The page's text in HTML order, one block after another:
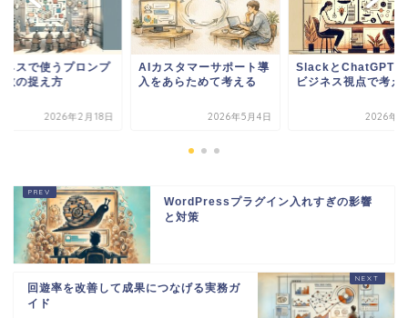
スタマーサポート導
あらためて考える
2026年5月4日
SlackとChatGPT連携を
ビジネス視点で考える
2026年4月3日
ビジネスで使うプロ
ト変数の捉え方
2026年2
WordPressプラグイン入れすぎの影響
と対策
回遊率を改善して成果につなげる実務ガ
イド